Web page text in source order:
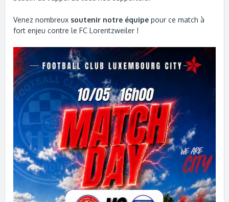
Venez nombreux soutenir notre équipepour ce match à
fort enjeu contre le FC Lorentzweiler !